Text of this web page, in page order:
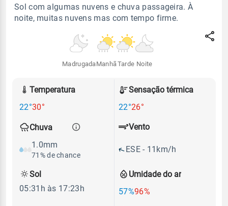
Sol com algumas nuvens e chuva passageira. À
noite, muitas nuvens mas com tempo firme.
Madrugada Manhã Tarde Noite
Temperatura
22°30°
Sensação térmica
22°26°
Chuva
1.0mm
71% de chance
Umidade do ar
57%96%
Vento
ESE - 11km/h
Sol
05:31h às 17:23h